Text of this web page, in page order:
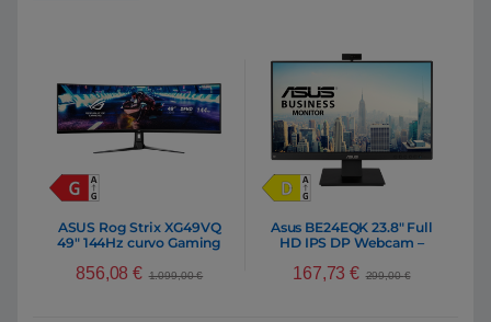
ASUS Rog Strix XG49VQ
49″ 144Hz curvo Gaming
856,08€ 1.099,00€
Asus BE24EQK 23.8″ Full
HD IPS DP Webcam –
167,73€ 299,00€